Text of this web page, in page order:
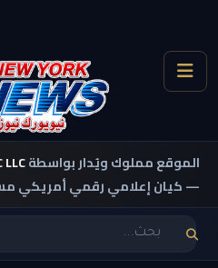
الموقع مملوك ويُدار بواسطةLLC
— كيان إعلامي رقمي أمريكي